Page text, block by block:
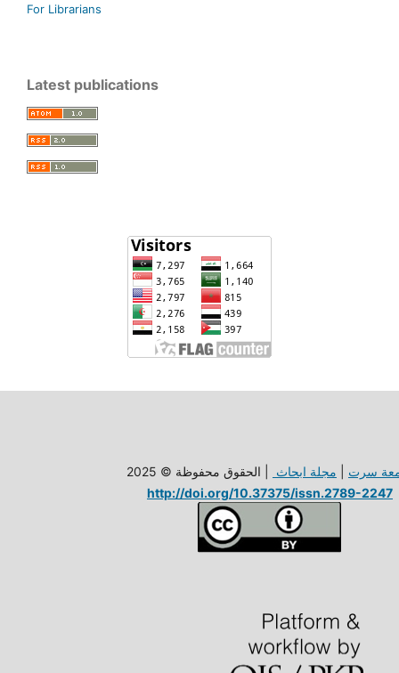
For Librarians
Latest publications
سرت مجلة ابحاث
| الحقوق محفوظة © 2025
http://doi.org/10.37375/issn.2789-2247